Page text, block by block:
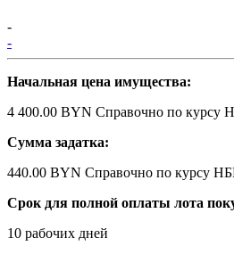
-
-
Начальная цена имущества:
4 400.00 BYN Справочно по курсу
Сумма задатка:
440.00 BYN Справочно по курсу
Срок для полной оплаты лота
10 рабочих дней